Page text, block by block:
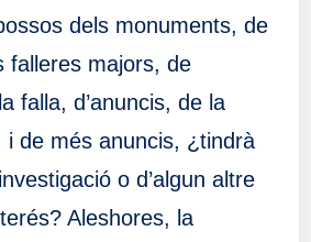
dels monuments, de
falleres majors, de
falla, d’anuncis, de la
i de més anuncis, ¿tindrà
o d’algun altre
Aleshores, la